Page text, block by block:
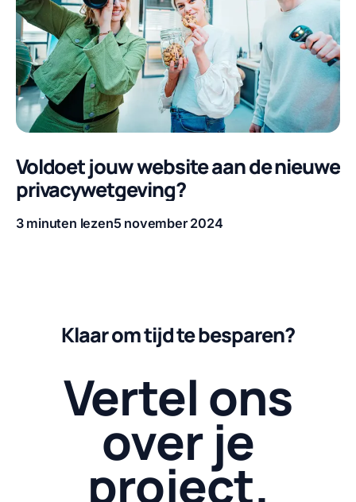
Voldoet jouw website aan de nieuwe
privacywetgeving?
Leestijd
3 minuten lezen
Publicatiedatum
5 november 2024
Klaar om tijd te besparen?
Vertel ons
over je
project.